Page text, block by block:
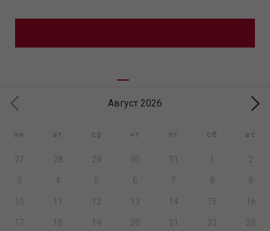
Август 2026
пн вт ср чт пт сб вс
27 28 29 30 31 1 2
3 4 5 6 7 8 9
10 11 12 13 14 15 16
17 18 19 20 21 22 23